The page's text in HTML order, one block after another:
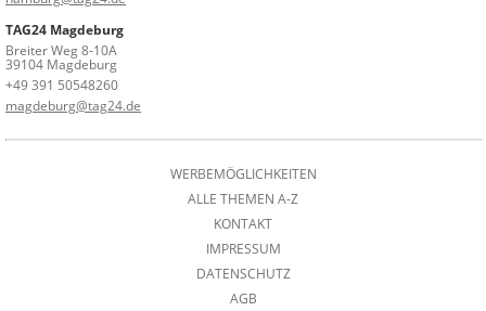
TAG24 Magdeburg
Breiter Weg 8-10A
39104 Magdeburg
+49 391 50548260
magdeburg@tag24.de
WERBEMÖGLICHKEITEN
ALLE THEMEN A-Z
KONTAKT
IMPRESSUM
DATENSCHUTZ
AGB